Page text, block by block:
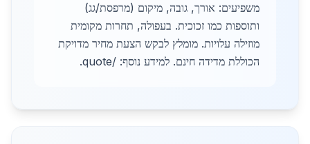
משפיעים: אורך, גובה, מיקום (מרפסת/גג)
ותוספות כמו זכוכית. בעפולה, תחרות מקומית
מוזילה עלויות. מומלץ לבקש הצעת מחיר מדויקת
הכוללת מדידה חינם. למידע נוסף: /quote.